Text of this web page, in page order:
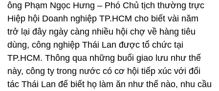
ông Phạm Ngọc Hưng – Phó Chủ tịch thường trực
Hiệp hội Doanh nghiệp TP.HCM cho biết vài năm
trở lại đây ngày càng nhiều hội chợ về hàng tiêu
dùng, công nghiệp Thái Lan được tổ chức tại
TP.HCM. Thông qua những buổi giao lưu như thế
này, công ty trong nước có cơ hội tiếp xúc với đối
tác Thái Lan để biết họ làm ăn như thế nào, nhu cầu